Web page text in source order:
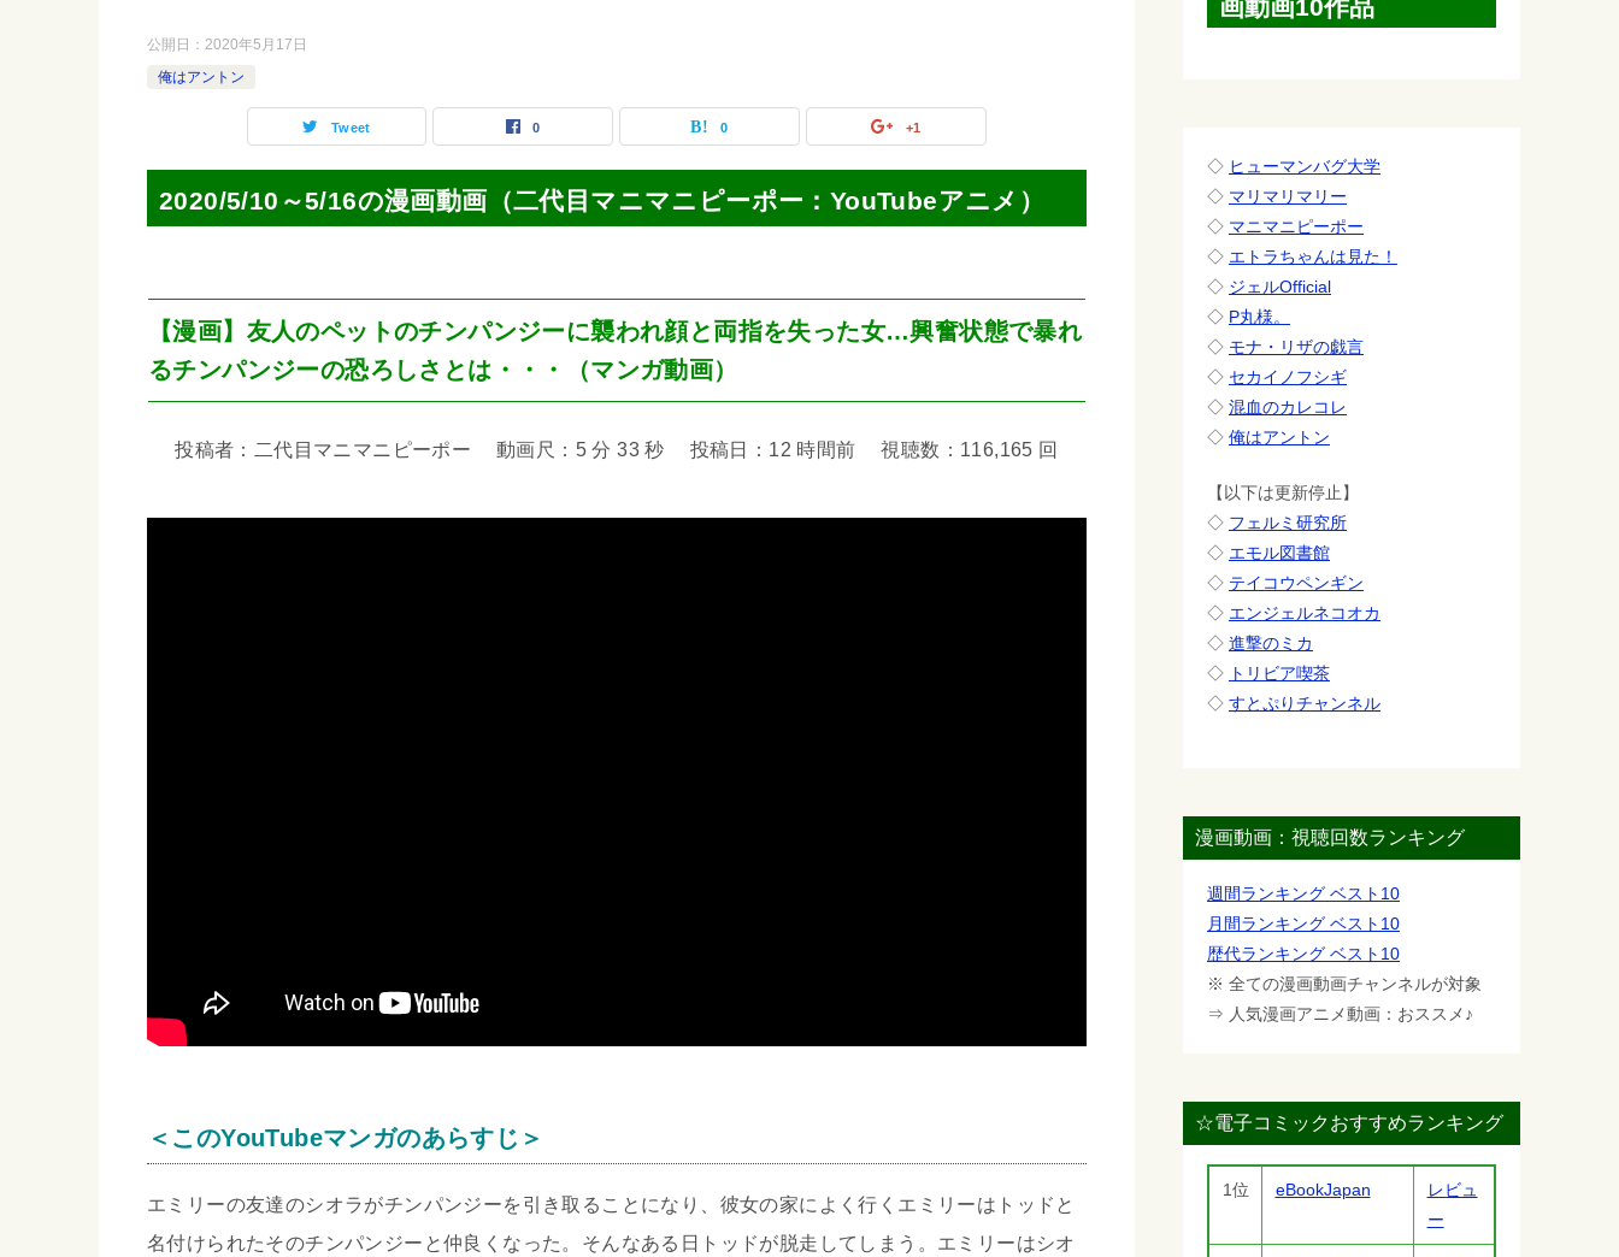
公開日： 2020年5月17日
俺はアントン
Tweet 0 0 +1
2020/5/10～5/16の漫画動画（二代目マニマニピーポー：YouTubeアニメ）
【漫画】友人のペットのチンパンジーに襲われ顔と両指を失った女…興奮状態で暴れ
るチンパンジーの恐ろしさとは・・・（マンガ動画）
投稿者：二代目マニマニピーポー 動画尺：5 分 33 秒 投稿日：12 時間前 視聴数：116,165 回
＜このYouTubeマンガのあらすじ＞
エミリーの友達のシオラがチンパンジーを引き取ることになり、彼女の家によく行くエミリーはトッドと
名付けられたそのチンパンジーと仲良くなった。そんなある日トッドが脱走してしまう。エミリーはシオ
画動画10作品
◇ ヒューマンバグ大学
◇ マリマリマリー
◇ マニマニピーポー
◇ エトラちゃんは見た！
◇ ジェルOfficial
◇ P丸様。
◇ モナ・リザの戯言
◇ セカイノフシギ
◇ 混血のカレコレ
◇ 俺はアントン
【以下は更新停止】
◇ フェルミ研究所
◇ エモル図書館
◇ テイコウペンギン
◇ エンジェルネコオカ
◇ 進撃のミカ
◇ トリビア喫茶
◇ すとぷりチャンネル
漫画動画：視聴回数ランキング
週間ランキング ベスト10
月間ランキング ベスト10
歴代ランキング ベスト10
※ 全ての漫画動画チャンネルが対象
⇒ 人気漫画アニメ動画：おススメ♪
☆電子コミックおすすめランキング
1位 eBookJapan
レビュ
ー